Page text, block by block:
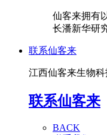
仙客来拥有
长潘新华研
联系仙客来
江西仙客来生物
联系仙客来
BACK